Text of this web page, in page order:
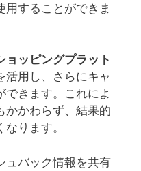
用することができま
ョッピングプラット
活用し、さらにキャ
できます。これによ
かかわらず、結果的
ります。
ュバック情報を共有